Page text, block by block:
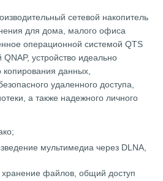
сетевой накопитель
для дома, малого офиса
операционной системой QTS
устройство идеально
копирования данных,
удаленного доступа,
а также надежного личного
мультимедиа через DLNA,
хранение файлов, общий доступ